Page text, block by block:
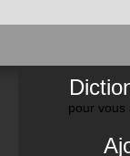
pour vous